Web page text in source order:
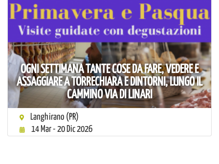
OGNI SETTIMANA TANTE COSE DA FARE, VEDERE E
ASSAGGIARE A TORRECHIARA E DINTORNI, LUNGO IL
CAMMINO VIA DI LINARI
Langhirano (PR)
14 Mar - 20 Dic 2026